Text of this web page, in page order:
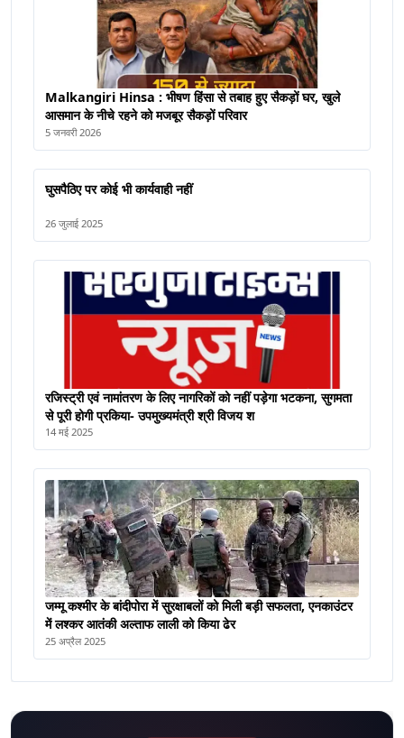
Malkangiri Hinsa : भीषण हिंसा से तबाह हुए सैकड़ों घर, खुले
आसमान के नीचे रहने को मजबूर सैकड़ों परिवार
5 जनवरी 2026
घुसपैठिए पर कोई भी कार्यवाही नहीं
26 जुलाई 2025
रजिस्ट्री एवं नामांतरण के लिए नागरिकों को नहीं पड़ेगा भटकना, सुगमता
से पूरी होगी प्रकिया- उपमुख्यमंत्री श्री विजय श
14 मई 2025
जम्मू कश्मीर के बांदीपोरा में सुरक्षाबलों को मिली बड़ी सफलता, एनकाउंटर
में लश्कर आतंकी अल्ताफ लाली को किया ढेर
25 अप्रैल 2025